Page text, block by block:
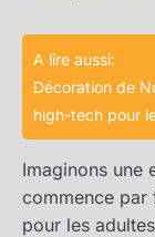
A lire aussi:
Décoration de
high-tech pour
Imaginons une
commence par
pour les